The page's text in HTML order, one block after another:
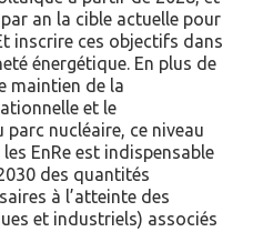
an la cible actuelle pour
inscrire ces objectifs dans
énergétique. En plus de
maintien de la
et le
parc nucléaire, ce niveau
EnRe est indispensable
des quantités
à l’atteinte des
et industriels) associés